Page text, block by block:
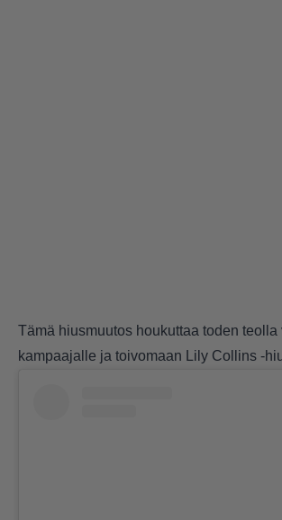
Tämä hiusmuutos houkuttaa toden
kampaajalle ja toivomaan Lily Collins -